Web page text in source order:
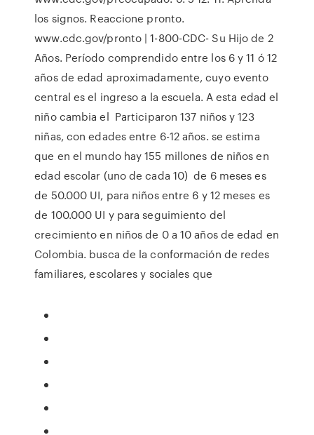
los signos. Reaccione pronto.
www.cdc.gov/pronto | 1-800-CDC- Su Hijo de 2
Años. Período comprendido entre los 6 y 11 ó 12
años de edad aproximadamente, cuyo evento
central es el ingreso a la escuela. A esta edad el
niño cambia el Participaron 137 niños y 123
niñas, con edades entre 6-12 años. se estima
que en el mundo hay 155 millones de niños en
edad escolar (uno de cada 10) de 6 meses es
de 50.000 UI, para niños entre 6 y 12 meses es
de 100.000 UI y para seguimiento del
crecimiento en niños de 0 a 10 años de edad en
Colombia. busca de la conformación de redes
familiares, escolares y sociales que